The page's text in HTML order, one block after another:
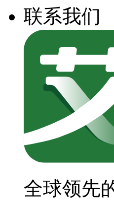
联系我们
全球领先